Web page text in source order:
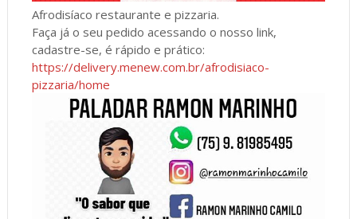
Afrodisíaco restaurante e pizzaria.
Faça já o seu pedido acessando o nosso link,
cadastre-se, é rápido e prático:
https://delivery.menew.com.br/afrodisiaco-
pizzaria/home